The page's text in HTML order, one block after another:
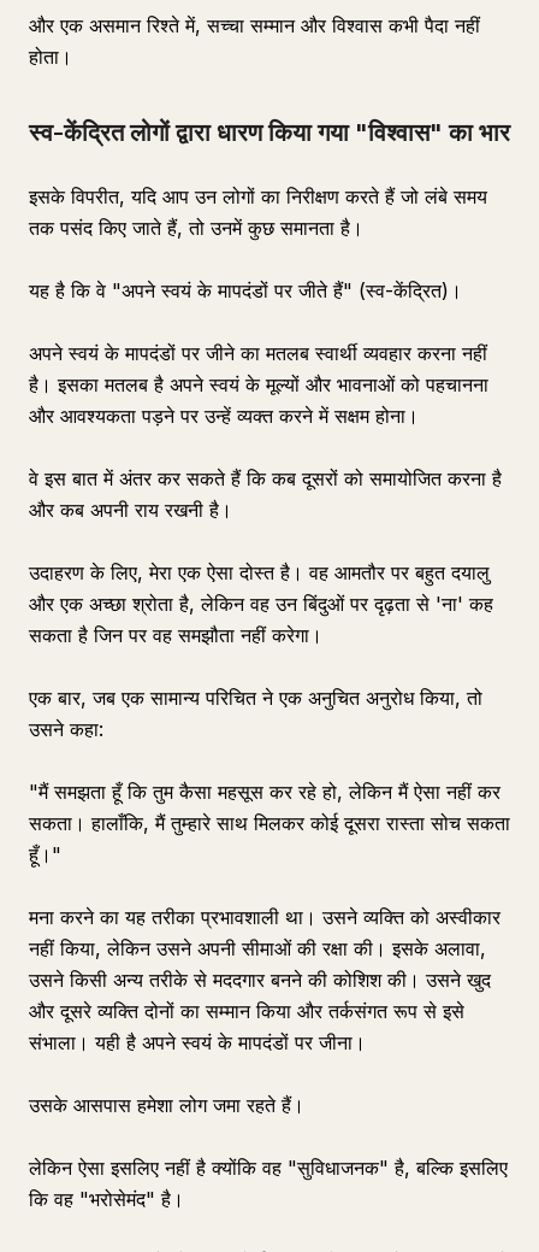
और एक असमान रिश्ते में, सच्चा सम्मान और विश्वास कभी पैदा नहीं
होता।
स्व-केंद्रित लोगों द्वारा धारण किया गया "विश्वास" का भार
इसके विपरीत, यदि आप उन लोगों का निरीक्षण करते हैं जो लंबे समय
तक पसंद किए जाते हैं, तो उनमें कुछ समानता है।
यह है कि वे "अपने स्वयं के मापदंडों पर जीते हैं" (स्व-केंद्रित)।
अपने स्वयं के मापदंडों पर जीने का मतलब स्वार्थी व्यवहार करना नहीं
है। इसका मतलब है अपने स्वयं के मूल्यों और भावनाओं को पहचानना
और आवश्यकता पड़ने पर उन्हें व्यक्त करने में सक्षम होना।
वे इस बात में अंतर कर सकते हैं कि कब दूसरों को समायोजित करना है
और कब अपनी राय रखनी है।
उदाहरण के लिए, मेरा एक ऐसा दोस्त है। वह आमतौर पर बहुत दयालु
और एक अच्छा श्रोता है, लेकिन वह उन बिंदुओं पर दृढ़ता से 'ना' कह
सकता है जिन पर वह समझौता नहीं करेगा।
एक बार, जब एक सामान्य परिचित ने एक अनुचित अनुरोध किया, तो
उसने कहा:
"मैं समझता हूँ कि तुम कैसा महसूस कर रहे हो, लेकिन मैं ऐसा नहीं कर
सकता। हालाँकि, मैं तुम्हारे साथ मिलकर कोई दूसरा रास्ता सोच सकता
हूँ।"
मना करने का यह तरीका प्रभावशाली था। उसने व्यक्ति को अस्वीकार
नहीं किया, लेकिन उसने अपनी सीमाओं की रक्षा की। इसके अलावा,
उसने किसी अन्य तरीके से मददगार बनने की कोशिश की। उसने खुद
और दूसरे व्यक्ति दोनों का सम्मान किया और तर्कसंगत रूप से इसे
संभाला। यही है अपने स्वयं के मापदंडों पर जीना।
उसके आसपास हमेशा लोग जमा रहते हैं।
लेकिन ऐसा इसलिए नहीं है क्योंकि वह "सुविधाजनक" है, बल्कि इसलिए
कि वह "भरोसेमंद" है।